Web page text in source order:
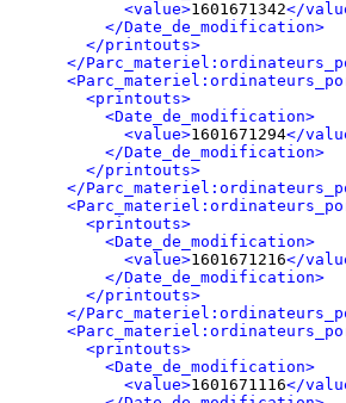
<value>1601671342</
</Date_de_modification>
</printouts>
</
<printouts>
<Date_de_modification>
<value>1601671294</
</Date_de_modification>
</printouts>
</
<printouts>
<Date_de_modification>
<value>1601671216</
</Date_de_modification>
</printouts>
</
<printouts>
<Date_de_modification>
<value>1601671116</